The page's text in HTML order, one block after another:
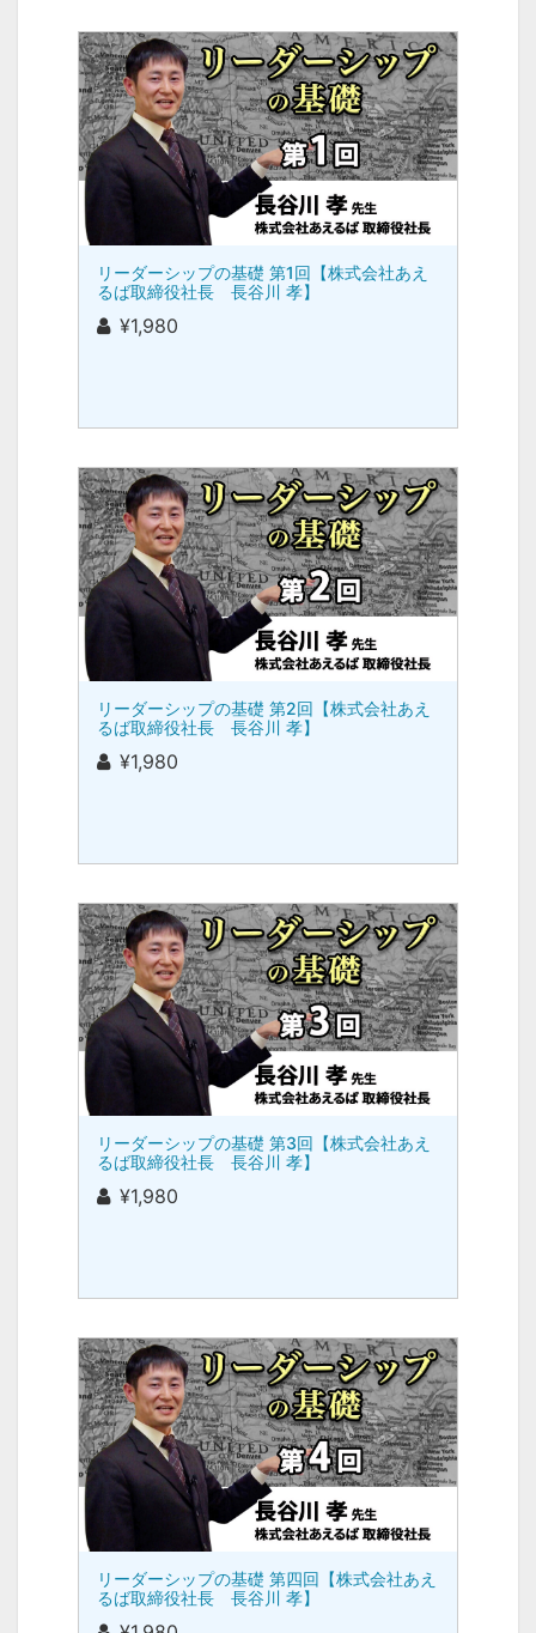
リーダーシップの基礎 第1回【株式会社あえ
るば取締役社長 長谷川 孝】
¥1,980
リーダーシップの基礎 第2回【株式会社あえ
るば取締役社長 長谷川 孝】
¥1,980
リーダーシップの基礎 第3回【株式会社あえ
るば取締役社長 長谷川 孝】
¥1,980
リーダーシップの基礎 第四回【株式会社あえ
るば取締役社長 長谷川 孝】